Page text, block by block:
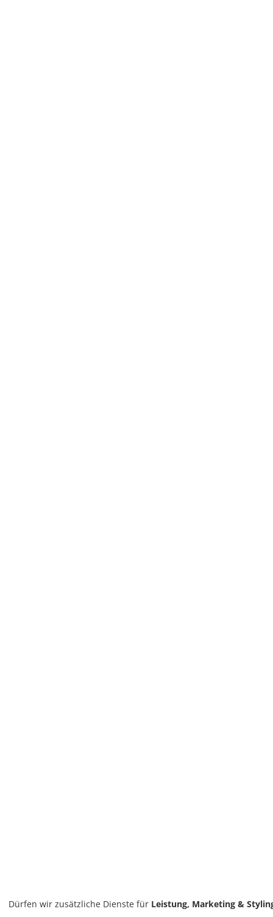
Dürfen wir zusätzliche Dienste für Leistung, Marketing &